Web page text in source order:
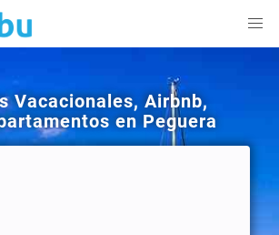
Vacacionales, Airbnb,
en Peguera